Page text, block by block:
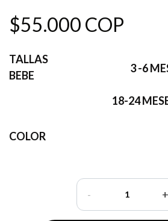
$55.000 COP
TALLAS
BEBE
3 -6
18-24
COLOR
- +